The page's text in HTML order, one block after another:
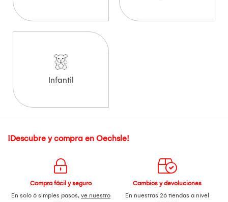
Infantil
¡Descubre y compra en Oechsle!
Compra fácil y seguro
En solo 6 simples pasos, ve nuestro
Cambios y devoluciones
En nuestras 26 tiendas a nivel